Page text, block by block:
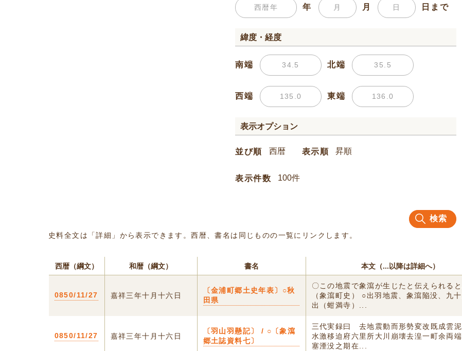
年 月 日まで
緯度・経度
南端 北端
西端 東端
表示オプション
並び順 表示順
表示件数
検索
史料全文は「詳細」から表示できます。西暦、書名は同じものの一覧にリンクします。
西暦（綱文） 和暦（綱文） 書名 本文（...以降は詳細へ）
0850/11/27 嘉祥三年十月十六日
〔金浦町郷土史年表〕○秋
田県
〇この地震で象瀉が生じたと伝えられると
（象瀉町史） ○出羽地震、象瀉陥没、九
出（蚶満寺）...
0850/11/27 嘉祥三年十月十六日
〔羽山羽懸記〕 / ○〔象瀉
郷土誌資料七〕
三代実録曰 去地震動而形勢変改既成雲
水激移迫府六里所大川崩壊去湟一町余両
塞湮没之期在...